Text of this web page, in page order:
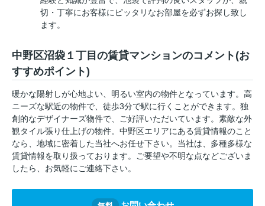
切・丁寧にお客様にピッタリなお部屋を必ずお探し致し
ます。
中野区沼袋１丁目の賃貸マンションのコメント(お
すすめポイント)
暖かな陽射しが心地よい、明るい室内の物件となっています。高
ニーズな駅近の物件で、徒歩3分で駅に行くことができます。独
創的なデザイナーズ物件で、ご好評いただいています。素敵な外
観タイル張り仕上げの物件。中野区エリアにある賃貸情報のこと
なら、地域に密着した当社へお任せ下さい。当社は、多種多様な
賃貸情報を取り扱っております。ご要望や不明な点などございま
したら、お気軽にご連絡下さい。